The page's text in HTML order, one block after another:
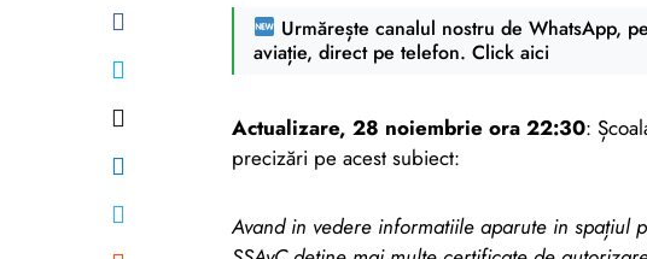
Urmărește canalul nostru de WhatsApp,
aviație, direct pe telefon. Click aici
Actualizare, 28 noiembrie ora 22:30:
precizări pe acest subiect:
Avand in vedere informatiile aparute in spațiul